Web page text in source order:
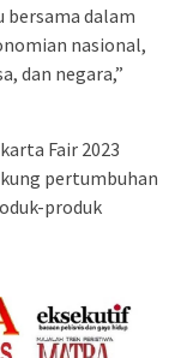
bersama dalam
nasional,
dan negara,”
Fair 2023
pertumbuhan
produk